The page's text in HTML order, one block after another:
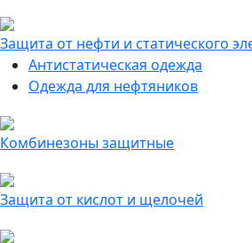
Защита от нефти и статического
Антистатическая одежда
Одежда для нефтяников
Комбинезоны защитные
Защита от кислот и щелочей